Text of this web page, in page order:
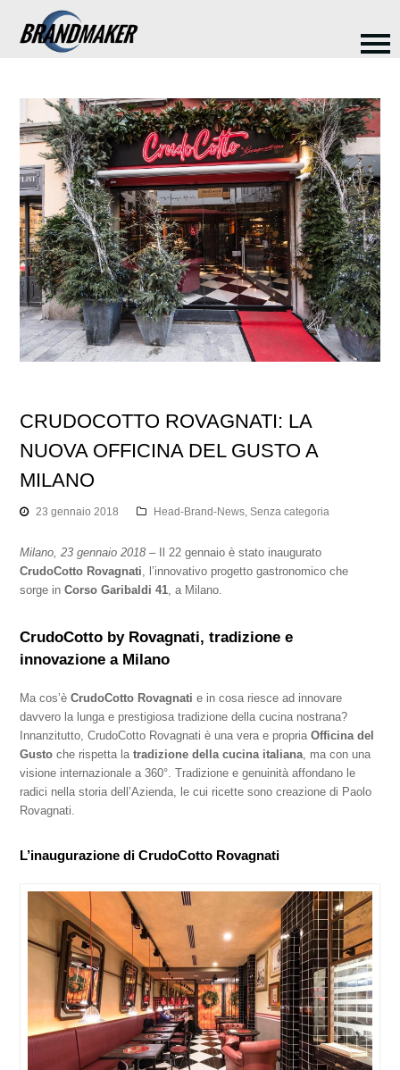
CRUDOCOTTO ROVAGNATI: LA
NUOVA OFFICINA DEL GUSTO A
MILANO
23 gennaio 2018 Head-Brand-News ,Senza categoria
Milano, 23 gennaio 2018 – Il 22 gennaio è stato inaugurato
CrudoCotto Rovagnati , l’innovativo progetto gastronomico che
sorge inCorso Garibaldi 41 , a Milano.
CrudoCotto by Rovagnati, tradizione e
innovazione a Milano
Ma cos’èCrudoCotto Rovagnati e in cosa riesce ad innovare
davvero la lunga e prestigiosa tradizione della cucina nostrana?
Innanzitutto, CrudoCotto Rovagnati è una vera e propriaOfficina del
Gusto che rispetta la tradizione della cucina italiana , ma con una
visione internazionale a 360°. Tradizione e genuinità affondano le
radici nella storia dell’Azienda, le cui ricette sono creazione di Paolo
Rovagnati.
L’inaugurazione di CrudoCotto Rovagnati